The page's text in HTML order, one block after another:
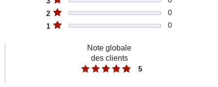
Assiette à huîtres en porcelaine 24,5cm
16,50 €
2
0
1
0
Note globale
des clients
5